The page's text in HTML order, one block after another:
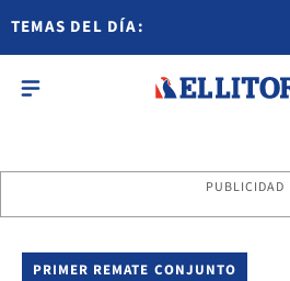
TEMAS DEL DÍA:
PUBLICIDAD
PRIMER REMATE CONJUNTO